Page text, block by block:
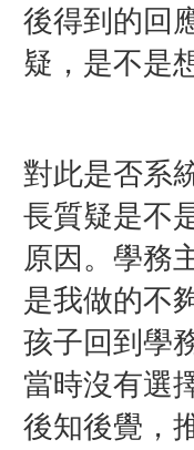
後得到的回
疑，是不是
對此是否系
長質疑是不
原因。學務
是我做的不
孩子回到學
當時沒有選
後知後覺，